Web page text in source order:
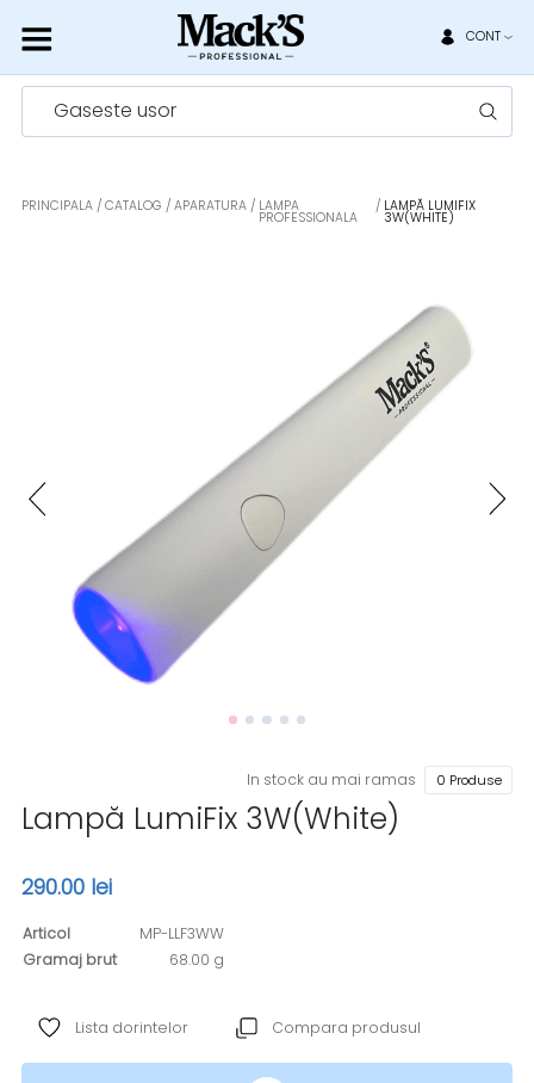
CONT
Gaseste usor
PRINCIPALA CATALOG APARATURA LAMPA
PROFESSIONALA
LAMPĂ LUMIFIX
3W(WHITE)
In stock au mai ramas 0 Produse
Lampă LumiFix 3W(White)
290.00 lei
Articol
MP-LLF3WW
Gramaj brut
68.00 g
Lista dorintelor Compara produsul